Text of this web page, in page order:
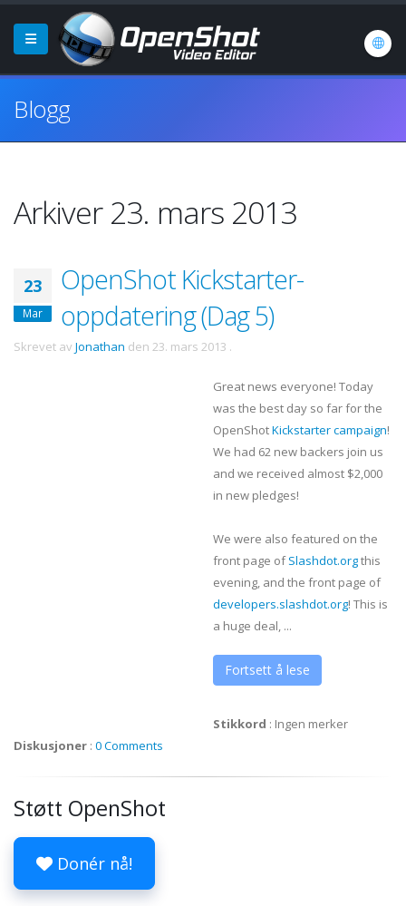
Blogg
Arkiver 23. mars 2013
23
Mar
OpenShot Kickstarter-
oppdatering (Dag 5)
Skrevet av Jonathan den 23. mars 2013 .
Great news everyone! Today
was the best day so far for the
OpenShotKickstarter campaign!
We had 62 new backers join us
and we received almost $2,000
in new pledges!
We were also featured on the
front page ofSlashdot.orgthis
evening, and the front page of
developers.slashdot.org! This is
a huge deal, ...
Fortsett å lese
Stikkord : Ingen merker
Diskusjoner : 0 Comments
Støtt OpenShot
Donér nå!